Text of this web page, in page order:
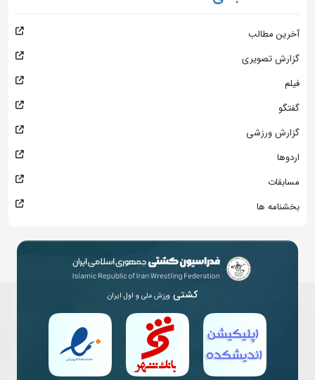
آخرین مطالب
گزارش تصویری
فیلم
گفتگو
گزارش ورزشی
اردوها
مسابقات
بخشنامه ها
کشتی ورزش ملی و اول ایران